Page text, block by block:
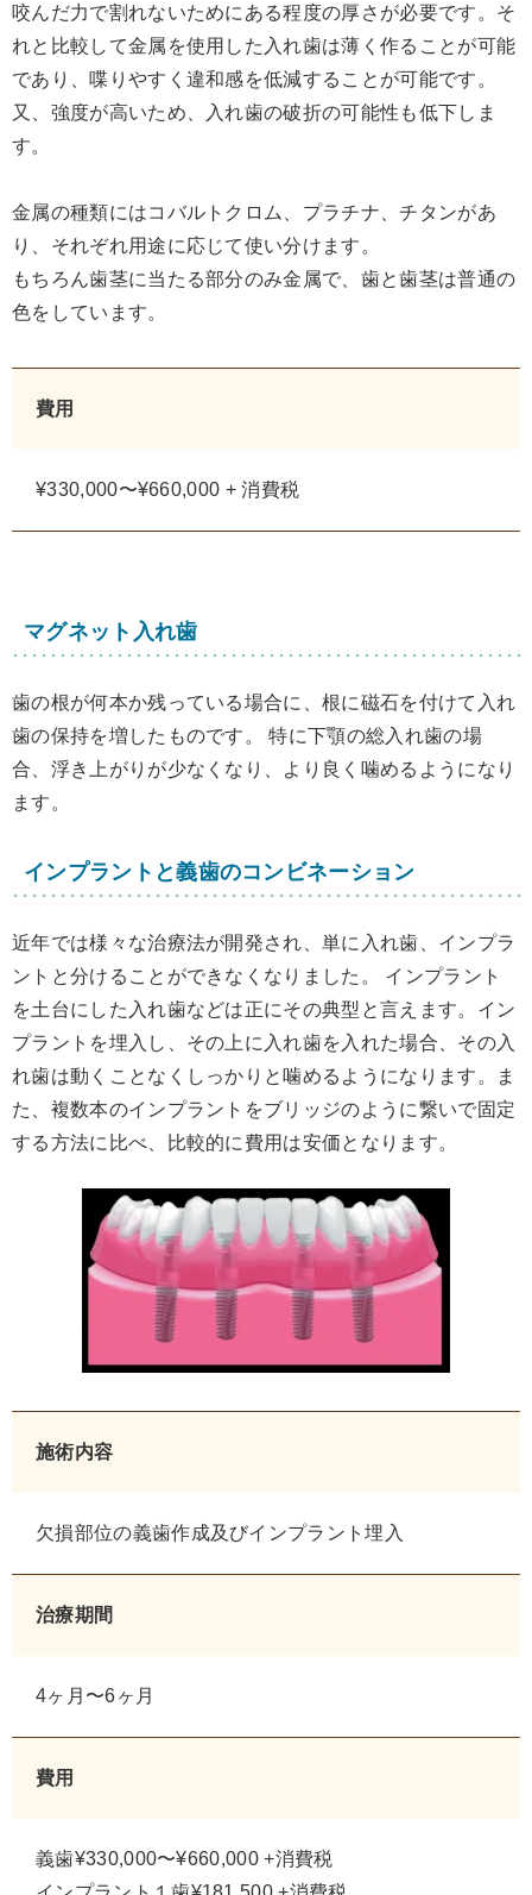
咬んだ力で割れないためにある程度の厚さが必要です。そ
れと比較して金属を使用した入れ歯は薄く作ることが可能
であり、喋りやすく違和感を低減することが可能です。
又、強度が高いため、入れ歯の破折の可能性も低下しま
す。
金属の種類にはコバルトクロム、プラチナ、チタンがあ
り、それぞれ用途に応じて使い分けます。
もちろん歯茎に当たる部分のみ金属で、歯と歯茎は普通の
色をしています。
費用
¥330,000〜¥660,000 + 消費税
マグネット入れ歯
歯の根が何本か残っている場合に、根に磁石を付けて入れ
歯の保持を増したものです。 特に下顎の総入れ歯の場
合、浮き上がりが少なくなり、より良く噛めるようになり
ます。
インプラントと義歯のコンビネーション
近年では様々な治療法が開発され、単に入れ歯、インプラ
ントと分けることができなくなりました。 インプラント
を土台にした入れ歯などは正にその典型と言えます。イン
プラントを埋入し、その上に入れ歯を入れた場合、その入
れ歯は動くことなくしっかりと噛めるようになります。ま
た、複数本のインプラントをブリッジのように繋いで固定
する方法に比べ、比較的に費用は安価となります。
施術内容
欠損部位の義歯作成及びインプラント埋入
治療期間
4ヶ月〜6ヶ月
費用
義歯¥330,000〜¥660,000 +消費税